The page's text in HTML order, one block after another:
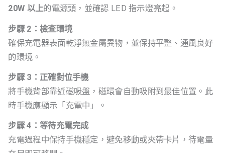
20W 以上的電源頭，並確認 LED 指示燈亮起。
步驟 2：檢查環境
確保充電器表面乾淨無金屬異物，並保持平整、通風良好
的環境。
步驟 3：正確對位手機
將手機背部靠近磁吸盤，磁環會自動吸附到最佳位置。此
時手機應顯示「充電中」。
步驟 4：等待充電完成
充電過程中保持手機穩定，避免移動或夾帶卡片，待電量